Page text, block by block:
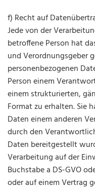
f) Recht auf
Jede von der
betroffene Person hat
und Verordnungsgeber
personenbezogenen
Person einem
einem strukturierten,
Format zu erhalten. Sie
Daten einem anderen
durch den
Daten bereitgestellt
Verarbeitung auf der
Buchstabe a DS-GVO
oder auf einem Vertrag